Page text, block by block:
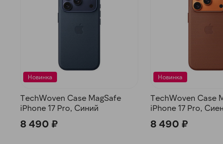
Новинка
TechWoven Case MagSafe
iPhone 17 Pro, Синий
8 490 ₽
Новинка
TechWoven Case
iPhone 17 Pro,
8 490 ₽